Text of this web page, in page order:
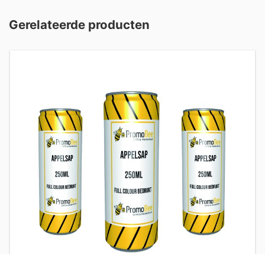
Gerelateerde producten